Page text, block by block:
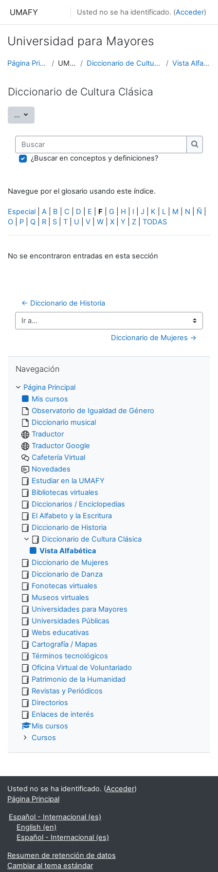
UMAFY Usted no se ha identificado. (Acceder)
Universidad para Mayores
Página Principal UMAFY Diccionario de Cultura Clásica Vista Alfabética
Diccionario de Cultura Clásica
... Exportar entradas
Buscar
Buscar
¿Buscar en conceptos y definiciones?
Navegue por el glosario usando este índice.
Especial A B C D E F G H I J K L M N Ñ
O
P Q R S T U V W X Y Z TODAS
No se encontraron entradas en esta sección
← Diccionario de Historia
Ir a...
Diccionario de Mujeres →
Navegación
Página Principal
Mis cursos
Observatorio de Igualdad de Género
Diccionario musical
Traductor
Traductor Google
Cafetería Virtual
Novedades
Estudiar en la UMAFY
Bibliotecas virtuales
Diccionarios / Enciclopedias
El Alfabeto y la Escritura
Diccionario de Historia
Diccionario de Cultura Clásica
Vista Alfabética
Diccionario de Mujeres
Diccionario de Danza
Fonotecas virtuales
Museos virtuales
Universidades para Mayores
Universidades Públicas
Webs educativas
Cartografía / Mapas
Términos tecnológicos
Oficina Virtual de Voluntariado
Patrimonio de la Humanidad
Revistas y Periódicos
Directorios
Enlaces de interés
Mis cursos
Cursos
Usted no se ha identificado. (Acceder)
Página Principal
Español - Internacional ‎(es)‎
English ‎(en)‎
Español - Internacional ‎(es)‎
Resumen de retención de datos
Cambiar al tema estándar